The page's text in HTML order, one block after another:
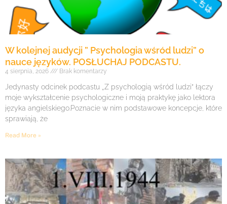
W kolejnej audycji ” Psychologia wśród ludzi” o
nauce języków. POSŁUCHAJ PODCASTU.
4 sierpnia, 2026 Brak komentarzy
Jedynasty odcinek podcastu „Z psychologią wśród ludzi” łączy
moje wykształcenie psychologiczne i moją praktykę jako lektora
języka angielskiego.Poznacie w nim podstawowe koncepcje, które
sprawiają, że
Read More »